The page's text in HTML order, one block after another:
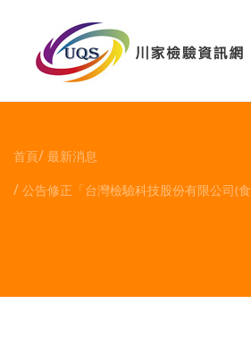
首頁 最新消息
公告修正「台灣檢驗科技股份有限公司(